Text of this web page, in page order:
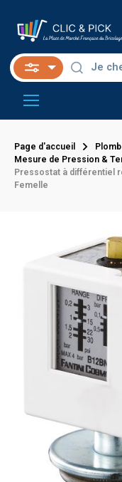
Page d'accueil
Mesure de Pression &
Pressostat à différentiel
Femelle